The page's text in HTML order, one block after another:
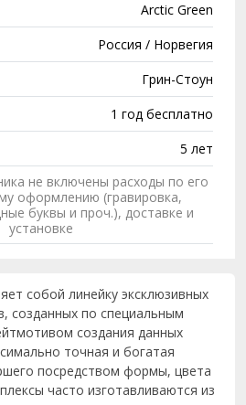
Arctic Green
Россия / Норвегия
Грин-Стоун
1 год бесплатно
5 лет
не включены расходы по его
оформлению (гравировка,
буквы и проч.), доставке и
установке
собой линейку эксклюзивных
созданных по специальным
создания данных
точная и богатая
посредством формы, цвета
часто изготавливаются из